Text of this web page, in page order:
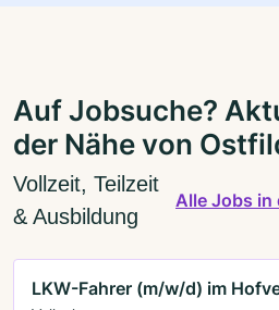
Auf Jobsuche?
der Nähe von
Vollzeit, Teilzeit
& Ausbildung
Alle Jobs in
LKW-Fahrer (m/w/d) im